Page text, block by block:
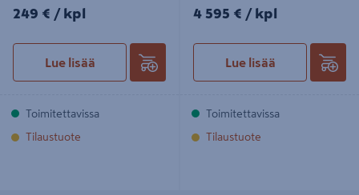
249€/kpl
249 € / kpl
Lue lisää
Toimitettavissa
Tilaustuote
4595€/kpl
4 595 € / kpl
Lue lisää
Toimitettavissa
Tilaustuote